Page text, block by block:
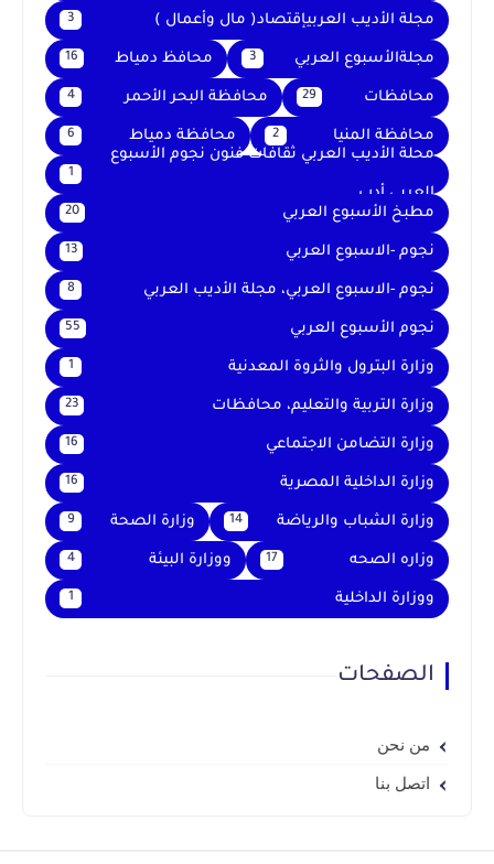
مجلة الأديب العربيإقتصاد( مال وأعمال ) 3
مجلةالأسبوع العربي 3 محافظ دمياط 16
محافظات 29 محافظة البحر الأحمر 4
محافظة المنيا 2 محافظة دمياط 6
محلة الأديب العربي ثقافات فنون نجوم الأسبوع
العربي أدب
1
مطبخ الأسبوع العربي 20
نجوم -الاسبوع العربي 13
نجوم -الاسبوع العربي، مجلة الأديب العربي 8
نجوم الأسبوع العربي 55
وزارة البترول والثروة المعدنية 1
وزارة التربية والتعليم، محافظات 23
وزارة التضامن الاجتماعي 16
وزارة الداخلية المصرية 16
وزارة الشباب والرياضة 14 وزارة الصحة 9
وزاره الصحه 17 ووزارة البيئة 4
ووزارة الداخلية 1
الصفحات
من نحن
اتصل بنا